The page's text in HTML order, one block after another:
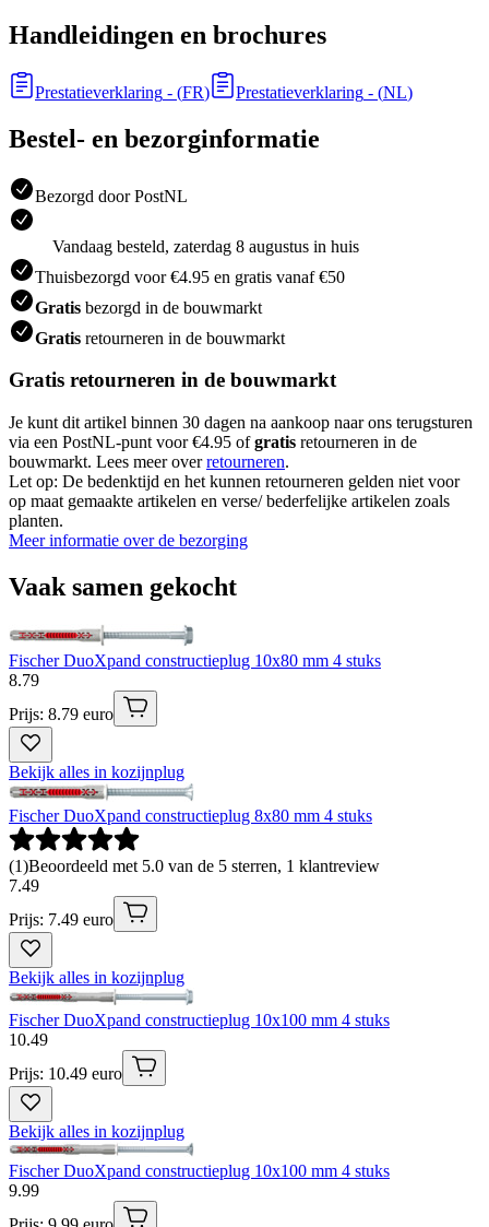
Handleidingen en brochures
Prestatieverklaring - (FR) Prestatieverklaring - (NL)
Bestel- en bezorginformatie
Bezorgd door PostNL
Vandaag besteld, zaterdag 8 augustus in huis
Thuisbezorgd voor €4.95 en gratis vanaf €50
Gratis bezorgd in de bouwmarkt
Gratis retourneren in de bouwmarkt
Gratis retourneren in de bouwmarkt
Je kunt dit artikel binnen 30 dagen na aankoop naar ons terugsturen
via een PostNL-punt voor €4.95 ofgratis retourneren in de
bouwmarkt. Lees meer overretourneren.
Let op: De bedenktijd en het kunnen retourneren gelden niet voor
op maat gemaakte artikelen en verse/ bederfelijke artikelen zoals
planten.
Meer informatie over de bezorging
Vaak samen gekocht
Fischer DuoXpand constructieplug 10x80 mm 4 stuks
8.79
Prijs: 8.79 euro
Bekijk alles in kozijnplug
Fischer DuoXpand constructieplug 8x80 mm 4 stuks
(1)Beoordeeld met 5.0 van de 5 sterren, 1 klantreview
7.49
Prijs: 7.49 euro
Bekijk alles in kozijnplug
Fischer DuoXpand constructieplug 10x100 mm 4 stuks
10.49
Prijs: 10.49 euro
Bekijk alles in kozijnplug
Fischer DuoXpand constructieplug 10x100 mm 4 stuks
9.99